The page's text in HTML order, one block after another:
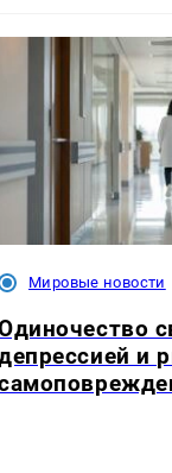
Мировые новости
и